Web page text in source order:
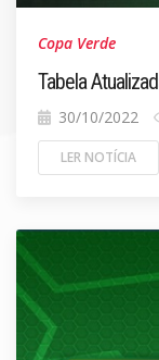
Copa Verde
Tabela
30/10/2022
LER NOTÍCIA